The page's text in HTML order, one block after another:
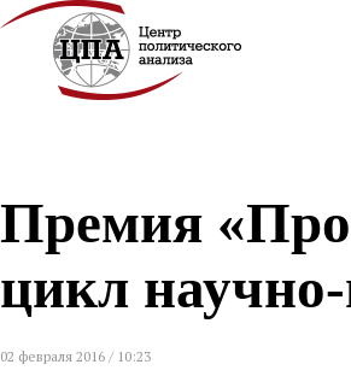
Премия
цикл
02 февраля 2016 / 10:23